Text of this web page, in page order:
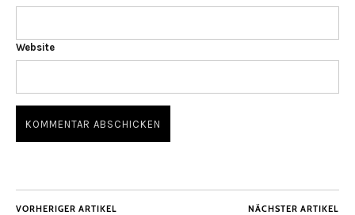
Website
VORHERIGER ARTIKEL
NÄCHSTER ARTIKEL